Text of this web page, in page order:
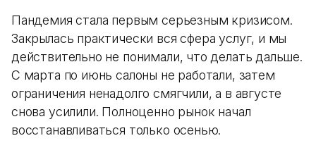
Пандемия стала первым серьезным кризисом.
Закрылась практически вся сфера услуг, и мы
действительно не понимали, что делать дальше.
С марта по июнь салоны не работали, затем
ограничения ненадолго смягчили, а в августе
снова усилили. Полноценно рынок начал
восстанавливаться только осенью.